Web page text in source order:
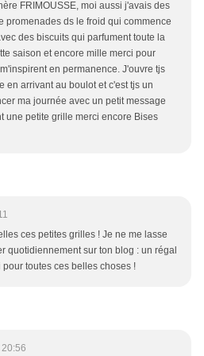
FRIMOUSSE, moi aussi j'avais des
promenades ds le froid qui commence
des biscuits qui parfument toute la
saison et encore mille merci pour
en permanence. J'ouvre tjs
en arrivant au boulot et c'est tjs un
ma journée avec un petit message
une petite grille merci encore Bises
ces petites grilles ! Je ne me lasse
quotidiennement sur ton blog : un régal
toutes ces belles choses !